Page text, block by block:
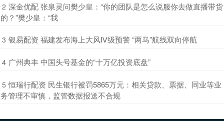
2 ​深金优配 张泉灵问樊少皇：“你的团队是怎么说服你去做直播带货
的？”樊少皇：“我
3 ​银易配资 福建发布海上大风Ⅳ级预警 “两马”航线双向停航
4 ​广州典丰 中国头号基金的“十万亿投资底盘”
5 ​恒瑞行配资 民生银行被罚5865万元：相关贷款、票据、同业等业
务管理不审慎，监管数据报送不合规